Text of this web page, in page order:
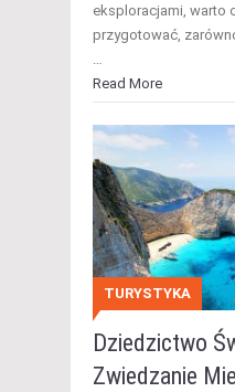
eksploracjami, warto
przygotować,
…
Read More
TURYSTYKA
Dziedzictwo
Zwiedzanie